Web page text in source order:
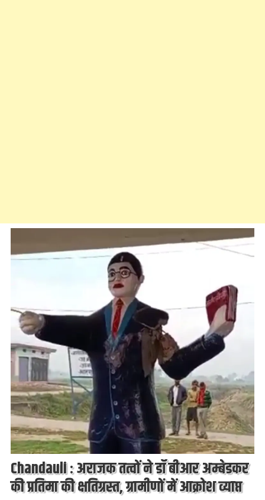
Chandauli : अराजक तत्वों ने डॉ बीआर अम्बेडकर
की प्रतिमा की क्षतिग्रस्त, ग्रामीणों में आक्रोश व्याप्त